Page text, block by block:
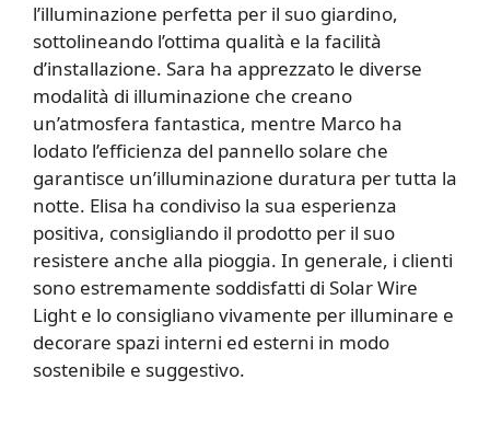
l’illuminazione perfetta per il suo giardino,
sottolineando l’ottima qualità e la facilità
d’installazione. Sara ha apprezzato le diverse
modalità di illuminazione che creano
un’atmosfera fantastica, mentre Marco ha
lodato l’efficienza del pannello solare che
garantisce un’illuminazione duratura per tutta la
notte. Elisa ha condiviso la sua esperienza
positiva, consigliando il prodotto per il suo
resistere anche alla pioggia. In generale, i clienti
sono estremamente soddisfatti di Solar Wire
Light e lo consigliano vivamente per illuminare e
decorare spazi interni ed esterni in modo
sostenibile e suggestivo.